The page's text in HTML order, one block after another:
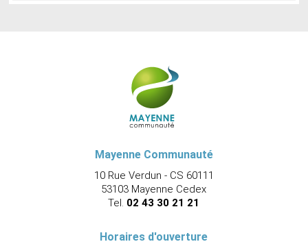
Mayenne Communauté
10 Rue Verdun - CS 60111
53103 Mayenne Cedex
Tel. 02 43 30 21 21
Horaires d'ouverture